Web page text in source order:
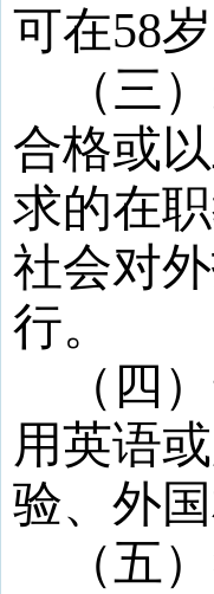
可在58
（三
合格或以
求的在
社会对
行。
（四
用英语
验、外
（五